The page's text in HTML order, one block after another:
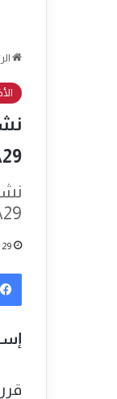
29\09\2025
29\09\2025
29 سبتمبر، 2025